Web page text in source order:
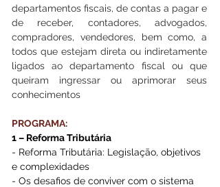
departamentos fiscais, de contas a pagar e
de receber, contadores, advogados,
compradores, vendedores, bem como, a
todos que estejam direta ou indiretamente
ligados ao departamento fiscal ou que
queiram ingressar ou aprimorar seus
conhecimentos
PROGRAMA:
1 – Reforma Tributária
- Reforma Tributária: Legislação, objetivos
e complexidades
- Os desafios de conviver com o sistema